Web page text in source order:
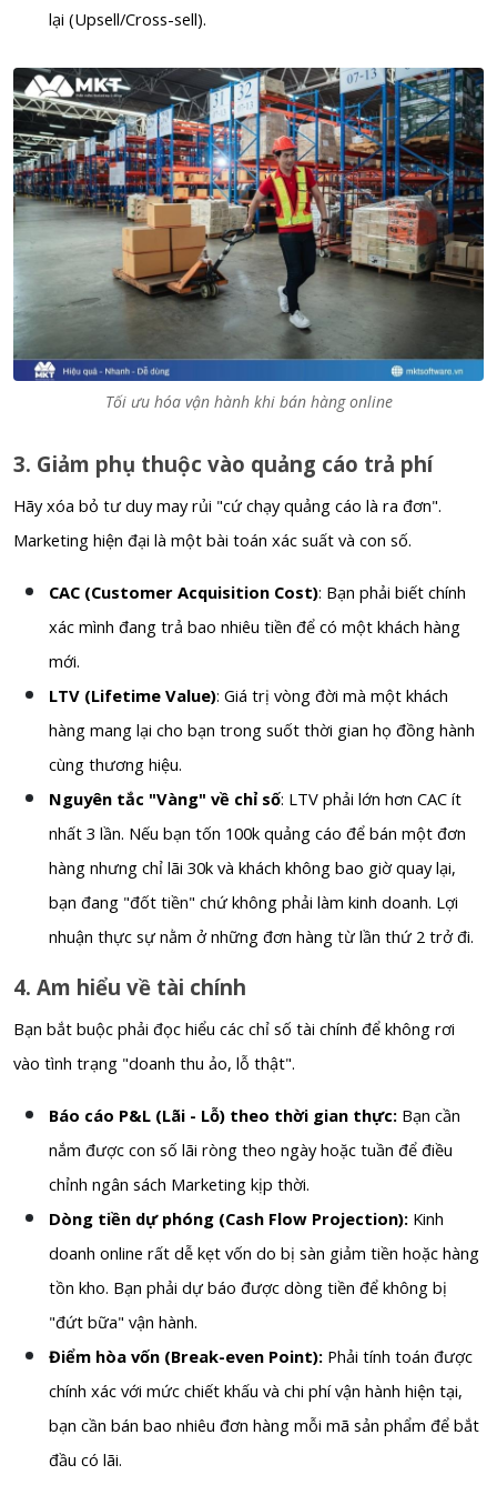
lại (Upsell/Cross-sell).
Tối ưu hóa vận hành khi bán hàng online
3. Giảm phụ thuộc vào quảng cáo trả phí
Hãy xóa bỏ tư duy may rủi "cứ chạy quảng cáo là ra đơn".
Marketing hiện đại là một bài toán xác suất và con số.
CAC (Customer Acquisition Cost): Bạn phải biết chính
xác mình đang trả bao nhiêu tiền để có một khách hàng
mới.
LTV (Lifetime Value): Giá trị vòng đời mà một khách
hàng mang lại cho bạn trong suốt thời gian họ đồng hành
cùng thương hiệu.
Nguyên tắc "Vàng" về chỉ số: LTV phải lớn hơn CAC ít
nhất 3 lần. Nếu bạn tốn 100k quảng cáo để bán một đơn
hàng nhưng chỉ lãi 30k và khách không bao giờ quay lại,
bạn đang "đốt tiền" chứ không phải làm kinh doanh. Lợi
nhuận thực sự nằm ở những đơn hàng từ lần thứ 2 trở đi.
4. Am hiểu về tài chính
Bạn bắt buộc phải đọc hiểu các chỉ số tài chính để không rơi
vào tình trạng "doanh thu ảo, lỗ thật".
Báo cáo P&L (Lãi - Lỗ) theo thời gian thực: Bạn cần
nắm được con số lãi ròng theo ngày hoặc tuần để điều
chỉnh ngân sách Marketing kịp thời.
Dòng tiền dự phóng (Cash Flow Projection): Kinh
doanh online rất dễ kẹt vốn do bị sàn giảm tiền hoặc hàng
tồn kho. Bạn phải dự báo được dòng tiền để không bị
"đứt bữa" vận hành.
Điểm hòa vốn (Break-even Point): Phải tính toán được
chính xác với mức chiết khấu và chi phí vận hành hiện tại,
bạn cần bán bao nhiêu đơn hàng mỗi mã sản phẩm để bắt
đầu có lãi.